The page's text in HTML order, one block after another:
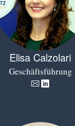
Elisa Calzolari
Geschäftsführung